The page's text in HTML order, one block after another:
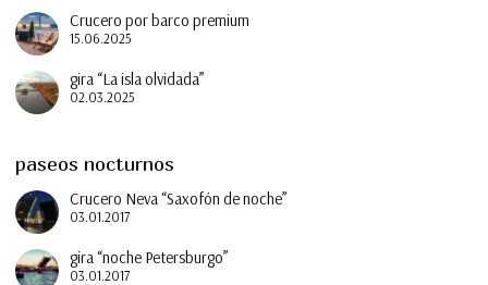
Crucero por barco premium
15.06.2025
gira “La isla olvidada”
02.03.2025
paseos nocturnos
Crucero Neva “Saxofón de noche”
03.01.2017
gira “noche Petersburgo”
03.01.2017